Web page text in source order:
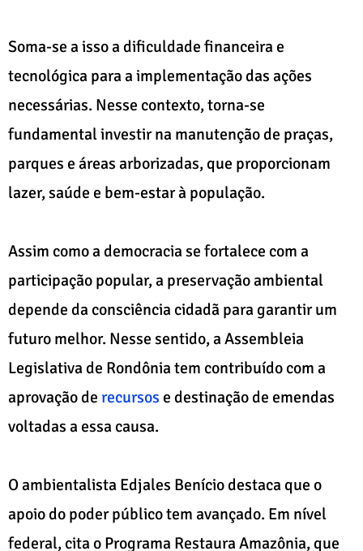
Soma-se a isso a dificuldade financeira e
tecnológica para a implementação das ações
necessárias. Nesse contexto, torna-se
fundamental investir na manutenção de praças,
parques e áreas arborizadas, que proporcionam
lazer, saúde e bem-estar à população.
Assim como a democracia se fortalece com a
participação popular, a preservação ambiental
depende da consciência cidadã para garantir um
futuro melhor. Nesse sentido, a Assembleia
Legislativa de Rondônia tem contribuído com a
aprovação de recursos e destinação de emendas
voltadas a essa causa.
O ambientalista Edjales Benício destaca que o
apoio do poder público tem avançado. Em nível
federal, cita o Programa Restaura Amazônia, que